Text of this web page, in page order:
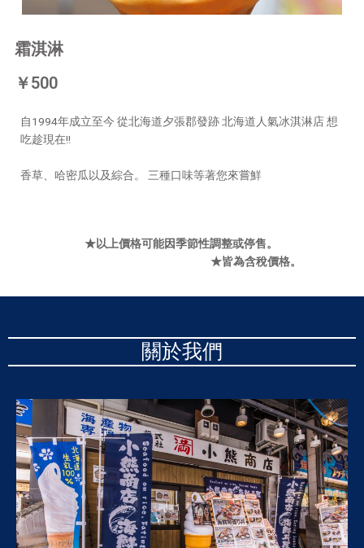
霜淇淋
￥500
自1994年成立至今 從北海道夕張郡發跡 北海道人氣冰淇淋店 想
吃趁現在!!
香草、哈密瓜以及綜合。 三種口味等著您來嘗鮮
★以上價格可能因季節性調整或停售。
★皆為含稅價格。
關於我們